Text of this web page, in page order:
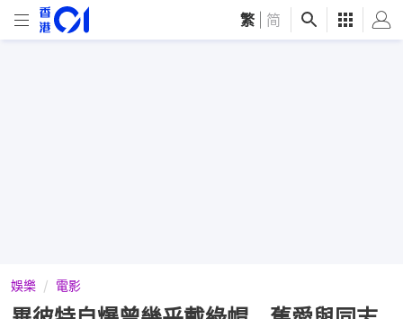
繁 简
娛樂 電影